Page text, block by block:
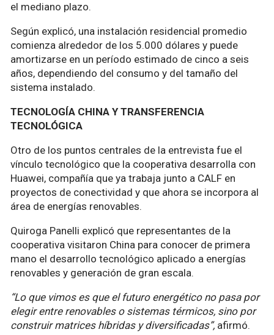
el mediano plazo.
Según explicó, una instalación residencial promedio
comienza alrededor de los 5.000 dólares y puede
amortizarse en un período estimado de cinco a seis
años, dependiendo del consumo y del tamaño del
sistema instalado.
TECNOLOGÍA CHINA Y TRANSFERENCIA
TECNOLÓGICA
Otro de los puntos centrales de la entrevista fue el
vínculo tecnológico que la cooperativa desarrolla con
Huawei, compañía que ya trabaja junto a CALF en
proyectos de conectividad y que ahora se incorpora al
área de energías renovables.
Quiroga Panelli explicó que representantes de la
cooperativa visitaron China para conocer de primera
mano el desarrollo tecnológico aplicado a energías
renovables y generación de gran escala.
“Lo que vimos es que el futuro energético no pasa por
elegir entre renovables o sistemas térmicos, sino por
construir matrices híbridas y diversificadas”, afirmó.